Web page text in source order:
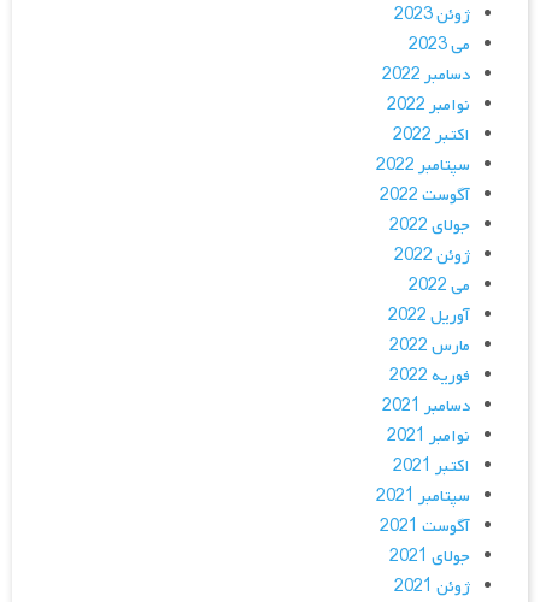
ژوئن 2023
می 2023
دسامبر 2022
نوامبر 2022
اکتبر 2022
سپتامبر 2022
آگوست 2022
جولای 2022
ژوئن 2022
می 2022
آوریل 2022
مارس 2022
فوریه 2022
دسامبر 2021
نوامبر 2021
اکتبر 2021
سپتامبر 2021
آگوست 2021
جولای 2021
ژوئن 2021